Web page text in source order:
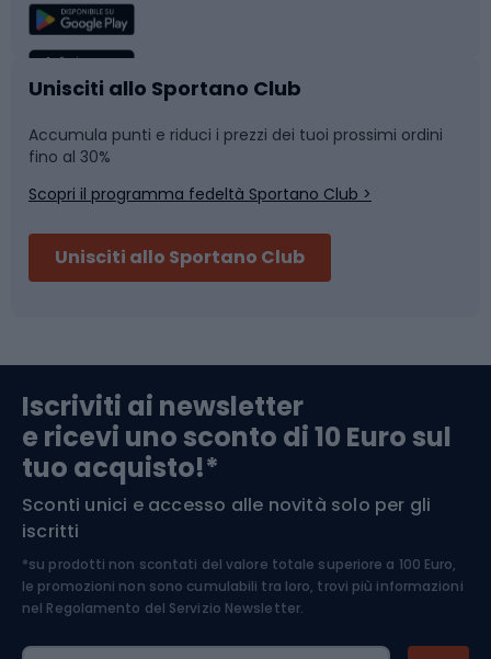
Sport di squadra
Caschi da ciclismo
Skitouring
Abbigliamento da escursionismo
Camminata nordica
Nuoto
Pattinaggio
Componenti per biciclette
Arrampicata
Medicina dello sport
Abbigliamento ciclistico
Unisciti allo Sportano Club
Accumula punti e riduci i prezzi dei tuoi prossimi ordini
fino al 30%
Scopri il programma fedeltà Sportano Club >
Unisciti allo Sportano Club
Iscriviti ai newsletter
e ricevi uno sconto di 10 Euro sul
tuo acquisto!*
Sconti unici e accesso alle novità solo per gli
iscritti
*su prodotti non scontati del valore totale superiore a 100 Euro,
le promozioni non sono cumulabili tra loro, trovi più informazioni
nel Regolamento del Servizio Newsletter.